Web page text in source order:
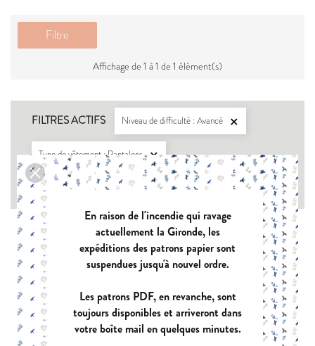
Filtre
Affichage de 1 à 1 de 1 élément(s)
FILTRES ACTIFS Niveau de difficulté : Avancé 
Type de vêtement : Pantalons 
Type de tissu : Chaîne et trame sans élasthanne
En raison de l'incendie qui ravage
actuellement la Gironde, les
expéditions des patrons papier sont
suspendues jusqu'à nouvel ordre.
Les patrons PDF, en revanche, sont
toujours disponibles et arriveront dans
votre boîte mail en quelques minutes.